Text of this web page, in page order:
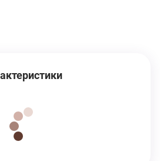
полотна основы. Прочные
нити,